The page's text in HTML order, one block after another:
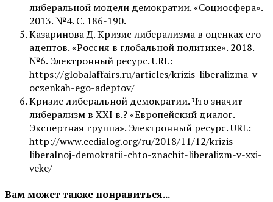
либеральной модели демократии. «Социосфера».
2013. №4. С. 186-190.
Казаринова Д. Кризис либерализма в оценках его
адептов. «Россия в глобальной политике». 2018.
№6. Электронный ресурс. URL:
https://globalaffairs.ru/articles/krizis-liberalizma-v-
oczenkah-ego-adeptov/
Кризис либеральной демократии. Что значит
либерализм в XXI в.? «Европейский диалог.
Экспертная группа». Электронный ресурс. URL:
http://www.eedialog.org/ru/2018/11/12/krizis-
liberalnoj-demokratii-chto-znachit-liberalizm-v-xxi-
veke/
Вам может также понравиться...